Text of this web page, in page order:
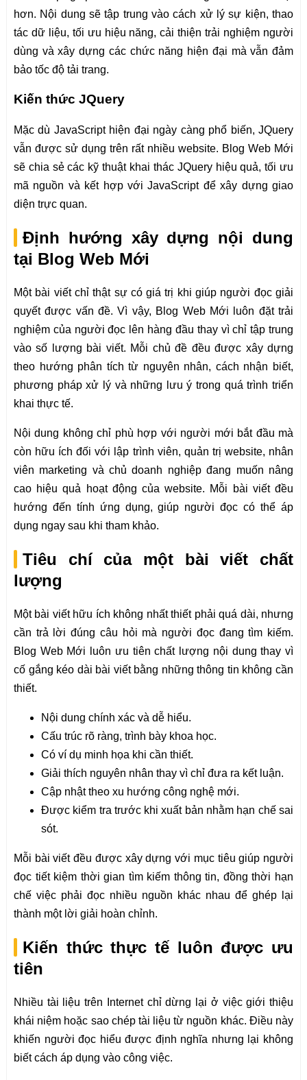
hơn. Nội dung sẽ tập trung vào cách xử lý sự kiện, thao
tác dữ liệu, tối ưu hiệu năng, cải thiện trải nghiệm người
dùng và xây dựng các chức năng hiện đại mà vẫn đảm
bảo tốc độ tải trang.
Kiến thức JQuery
Mặc dù JavaScript hiện đại ngày càng phổ biến, JQuery
vẫn được sử dụng trên rất nhiều website. Blog Web Mới
sẽ chia sẻ các kỹ thuật khai thác JQuery hiệu quả, tối ưu
mã nguồn và kết hợp với JavaScript để xây dựng giao
diện trực quan.
Định hướng xây dựng nội dung
tại Blog Web Mới
Một bài viết chỉ thật sự có giá trị khi giúp người đọc giải
quyết được vấn đề. Vì vậy, Blog Web Mới luôn đặt trải
nghiệm của người đọc lên hàng đầu thay vì chỉ tập trung
vào số lượng bài viết. Mỗi chủ đề đều được xây dựng
theo hướng phân tích từ nguyên nhân, cách nhận biết,
phương pháp xử lý và những lưu ý trong quá trình triển
khai thực tế.
Nội dung không chỉ phù hợp với người mới bắt đầu mà
còn hữu ích đối với lập trình viên, quản trị website, nhân
viên marketing và chủ doanh nghiệp đang muốn nâng
cao hiệu quả hoạt động của website. Mỗi bài viết đều
hướng đến tính ứng dụng, giúp người đọc có thể áp
dụng ngay sau khi tham khảo.
Tiêu chí của một bài viết chất
lượng
Một bài viết hữu ích không nhất thiết phải quá dài, nhưng
cần trả lời đúng câu hỏi mà người đọc đang tìm kiếm.
Blog Web Mới luôn ưu tiên chất lượng nội dung thay vì
cố gắng kéo dài bài viết bằng những thông tin không cần
thiết.
Nội dung chính xác và dễ hiểu.
Cấu trúc rõ ràng, trình bày khoa học.
Có ví dụ minh họa khi cần thiết.
Giải thích nguyên nhân thay vì chỉ đưa ra kết luận.
Cập nhật theo xu hướng công nghệ mới.
Được kiểm tra trước khi xuất bản nhằm hạn chế sai
sót.
Mỗi bài viết đều được xây dựng với mục tiêu giúp người
đọc tiết kiệm thời gian tìm kiếm thông tin, đồng thời hạn
chế việc phải đọc nhiều nguồn khác nhau để ghép lại
thành một lời giải hoàn chỉnh.
Kiến thức thực tế luôn được ưu
tiên
Nhiều tài liệu trên Internet chỉ dừng lại ở việc giới thiệu
khái niệm hoặc sao chép tài liệu từ nguồn khác. Điều này
khiến người đọc hiểu được định nghĩa nhưng lại không
biết cách áp dụng vào công việc.